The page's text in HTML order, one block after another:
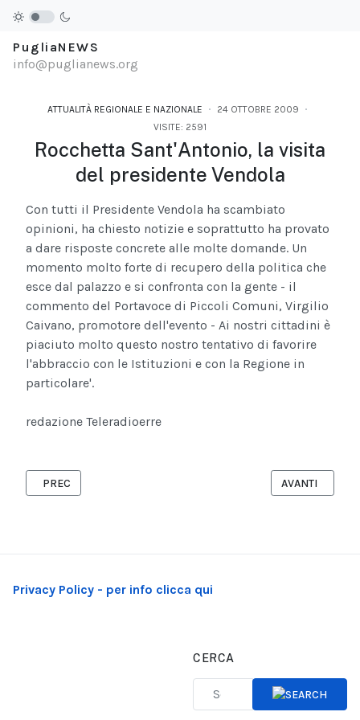
PugliaNEWS
info@puglianews.org
ATTUALITÀ REGIONALE E NAZIONALE
24 OTTOBRE 2009
VISITE: 2591
Rocchetta Sant'Antonio, la visita
del presidente Vendola
Con tutti il Presidente Vendola ha scambiato
opinioni, ha chiesto notizie e soprattutto ha provato
a dare risposte concrete alle molte domande. Un
momento molto forte di recupero della politica che
esce dal palazzo e si confronta con la gente - il
commento del Portavoce di Piccoli Comuni, Virgilio
Caivano, promotore dell'evento - Ai nostri cittadini è
piaciuto molto questo nostro tentativo di favorire
l'abbraccio con le Istituzioni e con la Regione in
particolare'.
redazione Teleradioerre
ARTICOLO PRECEDENTE: L'ACQUA IN PUGLIA TORNA BENE
PREC ARTICOLO
AVANTI
Privacy Policy - per info clicca qui
CERCA